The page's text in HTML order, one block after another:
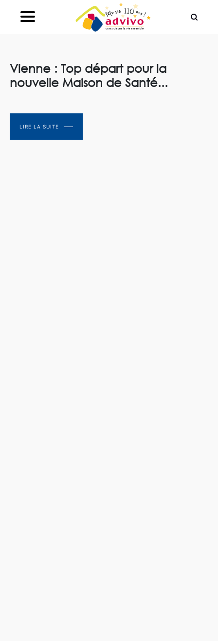
Vienne : Top départ pour la
nouvelle Maison de Santé...
LIRE LA SUITE
LIRE LA SUITE
LIRE LA SUITE
LIRE LA SUITE
LIRE LA SUITE